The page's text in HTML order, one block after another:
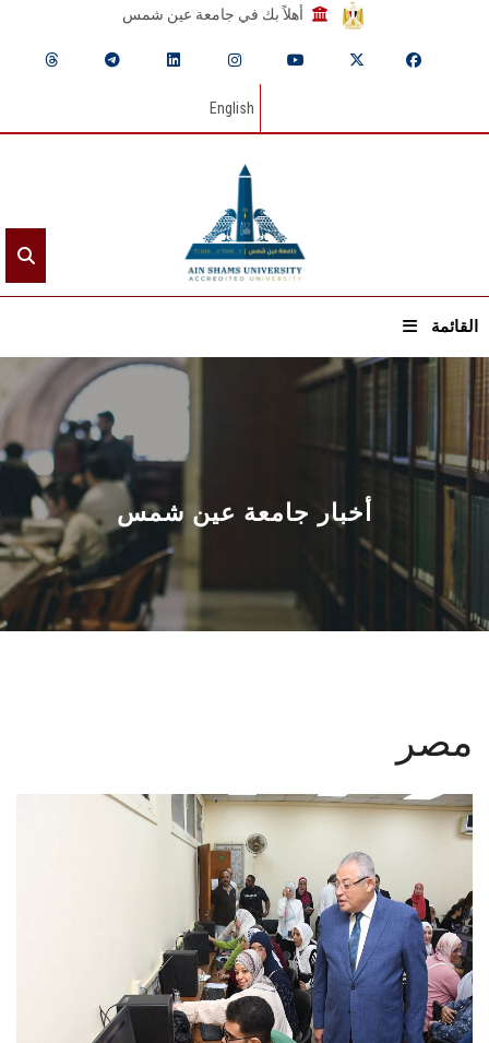
أهلاً بك في جامعة عين شمس
English
القائمة
الرئيسيـة
عن الجامعة
القطاعـات
الشئون الأكاديمية
البحث العلمي
أخبار جامعة عين شمس
مصر